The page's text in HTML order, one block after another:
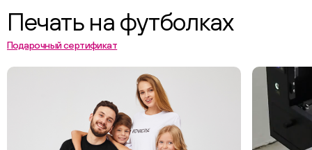
Печать на футболках
Подарочный сертификат